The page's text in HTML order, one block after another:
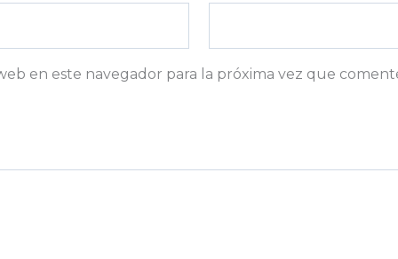
en este navegador para la próxima vez que